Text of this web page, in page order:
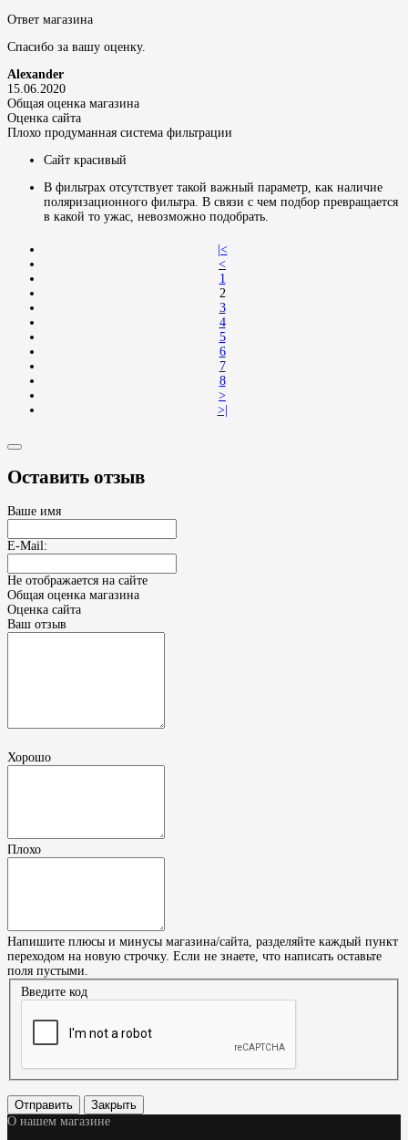
Ответ магазина
Спасибо за вашу оценку.
Alexander
15.06.2020
Общая оценка магазина
Оценка сайта
Плохо продуманная система фильтрации
Сайт красивый
В фильтрах отсутствует такой важный параметр, как наличие
поляризационного фильтра. В связи с чем подбор превращается
в какой то ужас, невозможно подобрать.
|<
<
1
2
3
4
5
6
7
8
>
>|
Оставить отзыв
Ваше имя
E-Mail:
Не отображается на сайте
Общая оценка магазина
Оценка сайта
Ваш отзыв
Хорошо
Плохо
Напишите плюсы и минусы магазина/сайта, разделяйте каждый пункт
переходом на новую строчку. Если не знаете, что написать оставьте
поля пустыми.
Введите код
Отправить
Закрыть
О нашем магазине